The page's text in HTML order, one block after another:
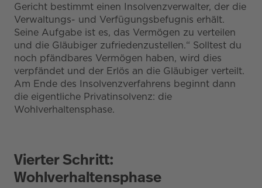
Gericht bestimmt einen Insolvenzverwalter, der die
Verwaltungs- und Verfügungsbefugnis erhält.
Seine Aufgabe ist es, das Vermögen zu verteilen
und die Gläubiger zufriedenzustellen.“ Solltest du
noch pfändbares Vermögen haben, wird dies
verpfändet und der Erlös an die Gläubiger verteilt.
Am Ende des Insolvenzverfahrens beginnt dann
die eigentliche Privatinsolvenz: die
Wohlverhaltensphase.
Vierter Schritt:
Wohlverhaltensphase